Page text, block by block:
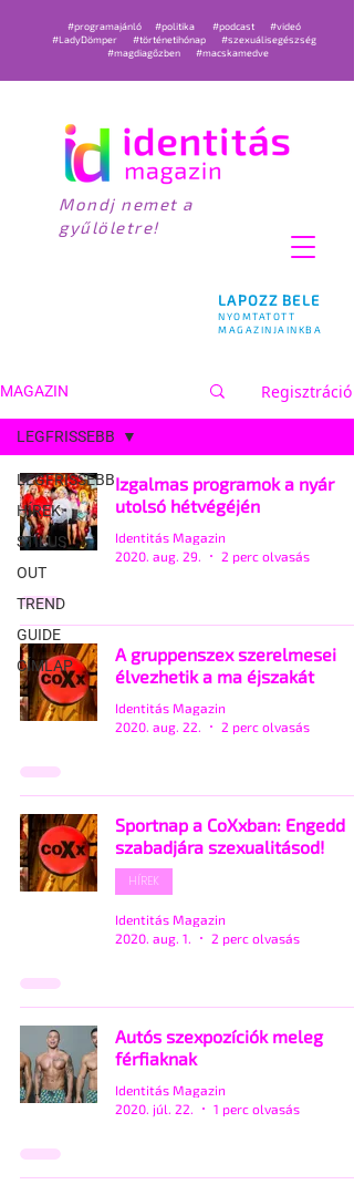
LAPOZZ BELE
NYOMTATOTT
MAGAZINJAINKBA
#programajánló #politika #podcast
#videó
#LadyDömper
#történetihónap
#szexuálisegészség
#magdiagőzben
#macskamedve
Mondj nemet a
gyűlöletre!
MAGAZIN Regisztráció
LEGFRISSEBB
HÍREK
STÍLUS
OUT
TREND
GUIDE
CÍMLAP
LEGFRISSEBB
Izgalmas programok a nyár
utolsó hétvégéjén
Identitás Magazin
2020. aug. 29.
2 perc olvasás
A gruppenszex szerelmesei
élvezhetik a ma éjszakát
Identitás Magazin
2020. aug. 22.
2 perc olvasás
Sportnap a CoXxban: Engedd
szabadjára szexualitásod!
HÍREK
Identitás Magazin
2020. aug. 1.
2 perc olvasás
Autós szexpozíciók meleg
férfiaknak
Identitás Magazin
2020. júl. 22.
1 perc olvasás